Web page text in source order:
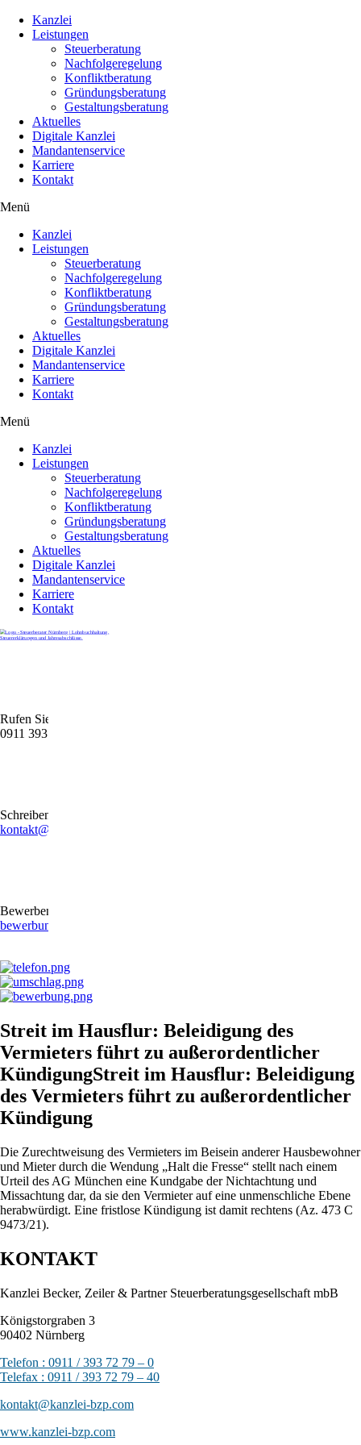
Kanzlei
Leistungen
Steuerberatung
Nachfolgeregelung
Konfliktberatung
Gründungsberatung
Gestaltungsberatung
Aktuelles
Digitale Kanzlei
Mandantenservice
Karriere
Kontakt
Menü
Kanzlei
Leistungen
Steuerberatung
Nachfolgeregelung
Konfliktberatung
Gründungsberatung
Gestaltungsberatung
Aktuelles
Digitale Kanzlei
Mandantenservice
Karriere
Kontakt
Menü
Kanzlei
Leistungen
Steuerberatung
Nachfolgeregelung
Konfliktberatung
Gründungsberatung
Gestaltungsberatung
Aktuelles
Digitale Kanzlei
Mandantenservice
Karriere
Kontakt
Rufen Sie uns gerne an
0911 39372790
Schreiben Sie uns gerne eine E-Mail
kontakt@stb-becker-zeiler.de
Bewerben Sie sich online oder per E-Mail
bewerbung@stb-becker-zeiler.de
Streit im Hausflur: Beleidigung des
Vermieters führt zu außerordentlicher
KündigungStreit im Hausflur: Beleidigung
des Vermieters führt zu außerordentlicher
Kündigung
Die Zurechtweisung des Vermieters im Beisein anderer Hausbewohner
und Mieter durch die Wendung „Halt die Fresse“ stellt nach einem
Urteil des AG München eine Kundgabe der Nichtachtung und
Missachtung dar, da sie den Vermieter auf eine unmenschliche Ebene
herabwürdigt. Eine fristlose Kündigung ist damit rechtens (Az. 473 C
9473/21).
KONTAKT
Kanzlei Becker, Zeiler & Partner Steuerberatungsgesellschaft mbB
Königstorgraben 3
90402 Nürnberg
Telefon : 0911 / 393 72 79 – 0
Telefax : 0911 / 393 72 79 – 40
kontakt@kanzlei-bzp.com
www.kanzlei-bzp.com